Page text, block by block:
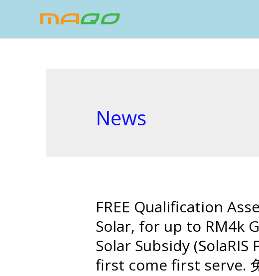
News
FREE Qualification
Solar, for up to RM4k
Solar Subsidy
first come first serve.